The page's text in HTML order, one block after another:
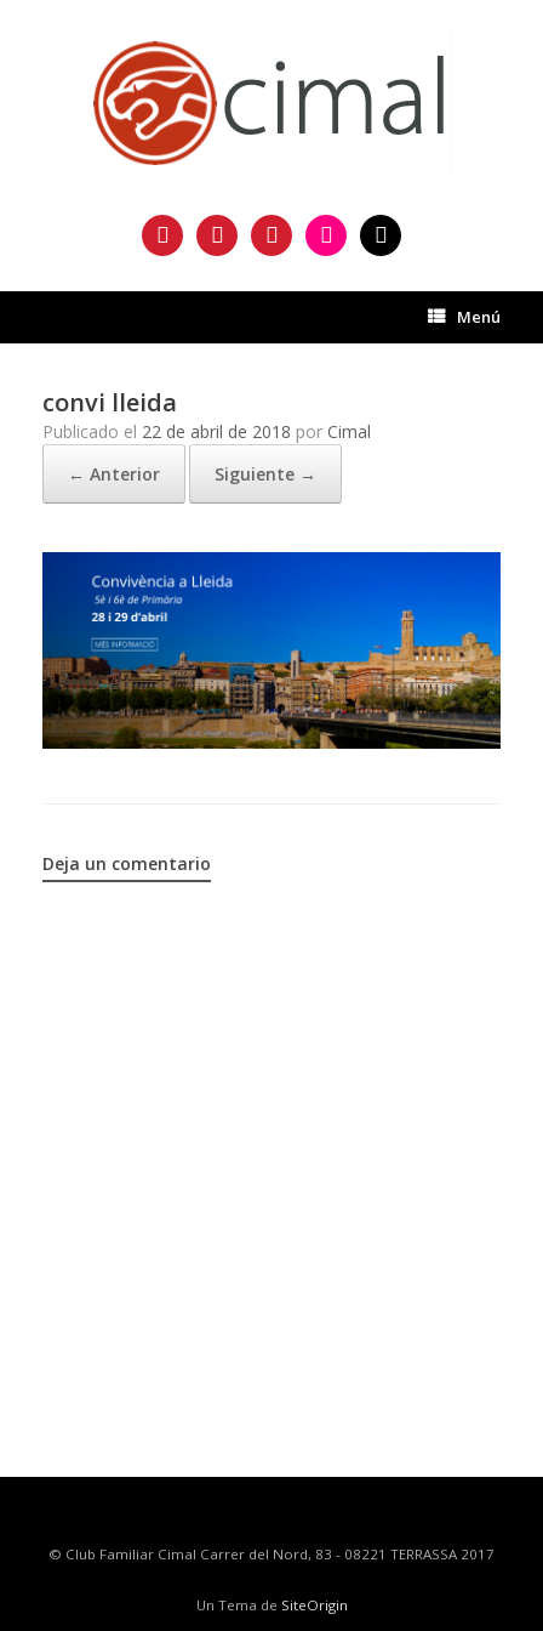
facebooktwitter instagramflickr mail
Menú
convi lleida
Publicado el 22 de abril de 2018 por Cimal
← Anterior
Siguiente →
Deja un comentario
© Club Familiar Cimal Carrer del Nord, 83 - 08221 TERRASSA 2017
Un Tema de SiteOrigin